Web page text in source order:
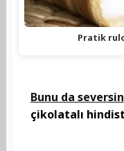
Pratik
Bunu da seversin
çikolatalı